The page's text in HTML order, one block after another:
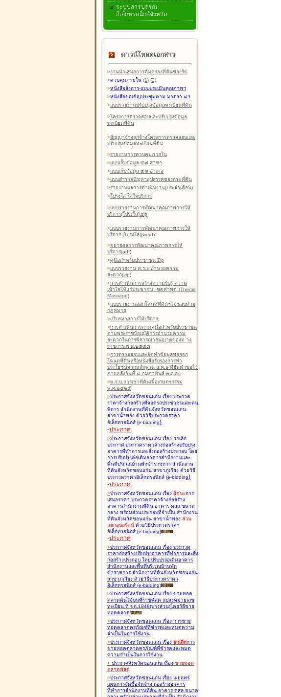
ระบบสารบรรณ
อิเล็กทรอนิกส์จังหวัด
ดาวน์โหลดเอกสาร
>งานนำเสนอการคุ้มครองที่ดินของรัฐ
>ควบคุมภายใน (1) (2)
>หนังสือสังการ-แบบประเมินคุณภาพฯ
>หนังสือขอเชิญประชุมตาม มาตรา ๘ฯ
>แบบรายงานปรับปรุงข้อมูลทะเบียนที่ดิน
>โครงการตรวจสอบและปรับปรุงข้อมูล
ทะเบียนที่ดิน
>สัญญาจ้างลูกจ้างโครงการตรวจสอบและ
ปรับปรุงข้อมูลทะเบียนที่ดิน
>รายงานการควบคุมภายใน
>แบบเก็บข้อมูล ๕๗ สาขา
>แบบเก็บข้อมูล ๕๗ อำเภอ
>แบบสำรวจปัญหาอุปสรรคของกรมที่ดิน
>รายงานผลการดำเนินงาน(ประจำเดือน)
>โปร่งใส ใส่ใจบริการ
>แบบรายงานการพัฒนาคุณภาพการให้
บริการ(โปร่งใส).zip
>แบบรายงานการพัฒนาคุณภาพการให้
บริการ (โปร่งใส)(word)
>ขยายผลการพัฒนาคุณภาพการให้
บริการ(pdf)
>คู่มือสำหรับประชาชน Zip
>แบบรายงาน พ.ร.บ.อำนวยความ
สะดวก(zip)
>การดำเนินการสร้างความรับรู้ ความ
เข้าใจให้แก่ประชาชน "ชุดคำพูด"(Theme
Massage)
>แบบรายงานออกโฉนดที่ดินฯไม่ชอบด้วย
กฎหมาย
>เป้าหมายการให้บริการ
>การดำเนินการตามคู่มือสำหรับประชาชน
ตามพระราชบัญญัติการอำนวยความ
สะดวกในการพิจารณาอนุญาตของท าง
ราชการ พ.ศ.๒๕๕๘
>การตรวจสอบและจัดทำข้อมูลขอออก
โฉนดที่ดินหรือหนังสือรับรองการทำ
ประโยชน์จากหลักฐาน ส.ค.๑ ที่ยื่นคำขอไว้
ภายหลังวันที่ ๘ กุมภาพันธ์ ๒๕๕๓
>พ.ร.บ.การเช่าที่ดินเพื่อเกษตรกรรม
พ.ศ.๒๕๒๔
>ประกาศจังหวัดขอนแก่น เรื่อง ประกวด
ราคาจ้างก่อสร้างที่จอดรถประชาชนและคน
พิการ สำนักงานที่ดินจังหวัดขอนแก่น
สาขาน้ำพอง ด้วยวิธีประกวดราคา
อิเล็กทรอนิกส์ (e-bidding)
-ประกาศ
>ประกาศจังหวัดขอนแก่น เรื่อง ยกเลิก
ประกาศ ประกวดราคาจ้างก่อสร้างปรับปรุง
อาคารที่ทำการและสิ่งก่อสร้างประกอบ โดย
การปรับปรุงต่อเติมอาคารสำนักงานและ
พื้นที่บริเวณบ้านพักข้าราชการ สำนักงาน
ที่ดินจังหวัดขอนแก่น สาขาภูเวียง ด้วยวิธี
ประกวดราคาอิเล็กทรอนิกส์ (e-bidding)
-ประกาศ
>ประกาศจังหวัดขอนแก่น เรื่อง ผู้ชนะการ
เสนอราคา ประกวดราคาจ้างก่อสร้าง
อาคารสำนักงานที่ดิน อาคาร คสล.ขนาด
กลาง พร้อมส่วนประกอบที่จำเป็น สำนักงาน
ที่ดินจังหวัดขอนแก่น สาขาน้ำพอง ส่วน
แยกอุบลรัตน์ ด้วยวิธีประกวดราคา
อิเล็กทรอนิกส์ (e-bidding)
-ประกาศ
>ประกาศจังหวัดขอนแก่น เรื่อง ประกวด
ราคาก่อสร้างปรับปรุงอาคารที่ทำการและสิ่ง
ก่อสร้างประกอบ โดยปรับปรุง่อเติมอาคาร
สำนักงานและพื้นที่บริเวณบ้านพัก
ข้าราชการ สำนักงานที่ดินจังหวัดขอนแก่น
สาขาภูเวียง ด้วยวิธีประกวดราคา
อิเล็กทรอนิกส์ (e-bidding)
>ประกาศจังหวัดขอนแก่น เรื่อง ขายทอด
ตลาดต้นไม้บนที่ราชพัสดุ แปลงหมายเลข
ทะเบียน ที่ ขก.1849(บางส่วน)โดยวิธีขาย
ทอดตลาด
>ประกาศจังหวัดขอนแก่น เรื่อง การขาย
ทอดตลาดครุภัณฑ์ที่ชำรุดและหมดความ
จำเป็นในการใช้งาน
>ประกาศจังหวัดขอนแก่น เรื่อง ยกเลิกการ
ขายทอดตลาดครุภัณฑ์ที่ชำรุดและหมด
ความจำเป็นในการใช้งาน
> ประกาศจังหวัดขอนแก่น เรื่อง ขายทอด
ตลาดพัสดุ
>ประกาศจังหวัดขอนแก่น เรื่อง เผยแพร่
แผนการจัดซื้อจัดจ้าง ก่อสร้างอาคาร
ที่ทำการสำนักงานที่ดิน อาคาร คสล.ขนาด